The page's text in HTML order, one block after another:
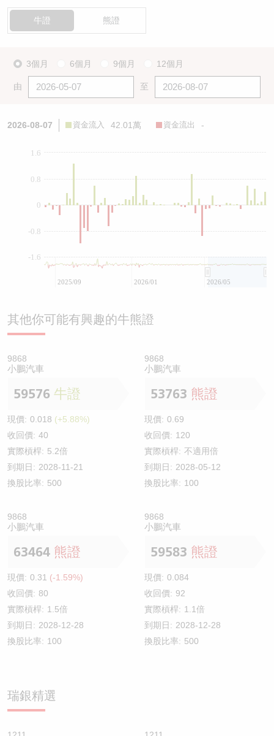
牛證 熊證
3個月 6個月 9個月 12個月
由 至
2026-08-07 資金流入 42.01萬 資金流出 -
0
-1.6
-0.8
0.8
1.6
2025/09 2026/01 2026/05
其他你可能有興趣的牛熊證
9868
小鵬汽車
59576 牛證
現價: 0.018 (+5.88%)
收回價: 40
實際槓桿: 5.2倍
到期日: 2028-11-21
換股比率: 500
9868
小鵬汽車
53763 熊證
現價: 0.69
收回價: 120
實際槓桿: 不適用倍
到期日: 2028-05-12
換股比率: 100
9868
小鵬汽車
63464 熊證
現價: 0.31 (-1.59%)
收回價: 80
實際槓桿: 1.5倍
到期日: 2028-12-28
換股比率: 100
9868
小鵬汽車
59583 熊證
現價: 0.084
收回價: 92
實際槓桿: 1.1倍
到期日: 2028-12-28
換股比率: 500
瑞銀精選